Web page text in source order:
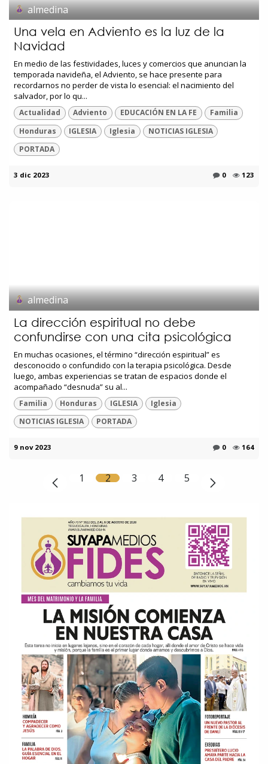
almedina
Una vela en Adviento es la luz de la
Navidad
En medio de las festividades, luces y comercios que anuncian la
temporada navideña, el Adviento, se hace presente para
recordarnos no perder de vista lo esencial: el nacimiento del
salvador, por lo qu...
Actualidad Adviento EDUCACIÓN EN LA FE
Familia
Honduras
IGLESIA Iglesia
NOTICIAS IGLESIA
PORTADA
3 dic 2023 0 123
almedina
La dirección espiritual no debe
confundirse con una cita psicológica
En muchas ocasiones, el término “dirección espiritual” es
desconocido o confundido con la terapia psicológica. Desde
luego, ambas experiencias se tratan de espacios donde el
acompañado “desnuda” su al...
Familia Honduras IGLESIA
Iglesia
NOTICIAS IGLESIA
PORTADA
9 nov 2023 0 164
1 2 3 4 5